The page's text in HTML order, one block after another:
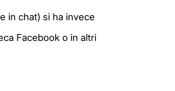
in chat) si ha invece
Facebook o in altri